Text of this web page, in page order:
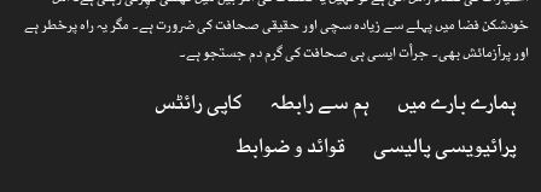
خودشکن فضا میں پہلے سے زیادہ سچی اور حقیقی صحافت کی ضرورت ہے۔ مگر یہ راہ پرخطر ہے
اور پرآزمائش بھی۔ جرأت ایسی ہی صحافت کی گرم دم جستجو ہے۔
ہمارے بارے میں ہم سے رابطہ
کاپی رائٹس
پرائیویسی پالیسی
قوائد و ضوابط